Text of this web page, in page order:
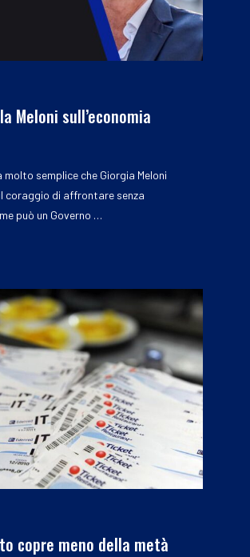
Meloni sull’economia
molto semplice che Giorgia Meloni
coraggio di affrontare senza
può un Governo …
copre meno della metà